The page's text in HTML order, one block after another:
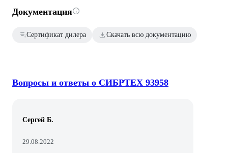
Документация
Сертификат дилера Скачать всю документацию
Вопросы и ответы о СИБРТЕХ 93958
Сергей Б.
29.08.2022